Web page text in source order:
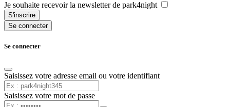
Je souhaite recevoir la newsletter de park4night
S'inscrire
Se connecter
Se connecter
Saisissez votre adresse email ou votre identifiant
Saisissez votre mot de passe